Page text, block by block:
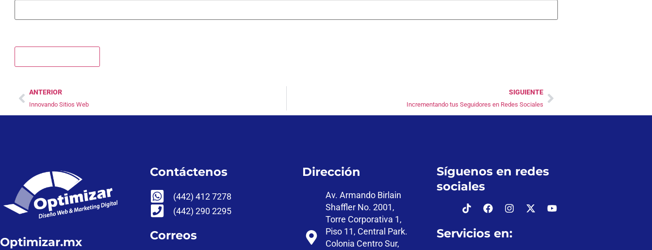
ANTERIOR
Innovando Sitios Web
SIGUIENTE
Incrementando tus Seguidores en Redes Sociales
Optimizar.mx
Contáctenos
(442) 412 7278
(442) 290 2295
Correos
Dirección
Av. Armando Birlain
Shaffler No. 2001,
Torre Corporativa 1,
Piso 11, Central Park.
Colonia Centro Sur,
Síguenos en redes
sociales
Servicios en: